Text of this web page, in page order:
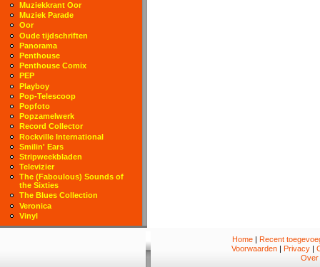
Muziekkrant Oor
Muziek Parade
Oor
Oude tijdschriften
Panorama
Penthouse
Penthouse Comix
PEP
Playboy
Pop-Telescoop
Popfoto
Popzamelwerk
Record Collector
Rockville International
Smilin' Ears
Stripweekbladen
Televizier
The (Faboulous) Sounds of
the Sixties
The Blues Collection
Veronica
Vinyl
Home| Recent
Voorwaarden | Privacy |
Over